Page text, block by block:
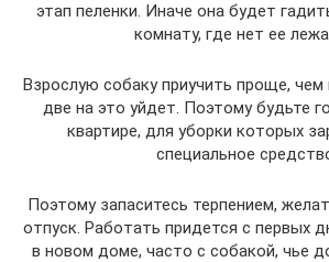
этап пеленки. Иначе она будет
комнату, где нет ее
Взрослую собаку приучить проще,
две на это уйдет. Поэтому будьте
квартире, для уборки которых
специальное
Поэтому запаситесь терпением,
отпуск. Работать придется с первых
в новом доме, часто с собакой, чье